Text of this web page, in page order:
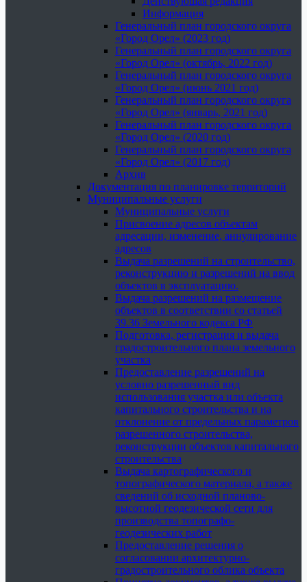
Информация
Генеральный план городского округа
«Город Орел» (2023 год)
Генеральный план городского округа
«Город Орел» (октябрь, 2022 год)
Генеральный план городского округа
«Город Орел» (июнь 2021 год)
Генеральный план городского округа
«Город Орел» (январь, 2021 год)
Генеральный план городского округа
«Город Орел» (2020 год)
Генеральный план городского округа
«Город Орел» (2017 год)
Архив
Документация по планировке территорий
Муниципальные услуги
Муниципальные услуги
Присвоение адресов объектам
адресации, изменение, аннулирование
адресов
Выдача разрешений на строительство,
реконструкцию и разрешений на ввод
объектов в эксплуатацию.
Выдача разрешений на размещение
объектов в соответствии со статьей
39.36 Земельного кодекса РФ
Подготовка, регистрация и выдача
градостроительного плана земельного
участка
Предоставление разрешений на
условно разрешенный вид
использования участка или объекта
капитального строительства и на
отклонение от предельных параметров
разрешенного строительства,
реконструкции объектов капитального
строительства
Выдача картографического и
топографического материала, а также
сведений об исходной планово-
высотной геодезической сети для
производства топографо-
геодезических работ
Предоставление решения о
согласовании архитектурно-
градостроительного облика объекта